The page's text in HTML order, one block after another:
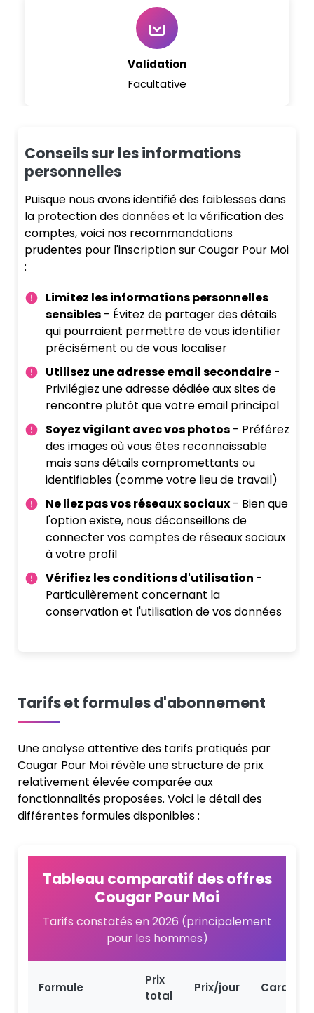
Validation
Facultative
Conseils sur les informations
personnelles
Puisque nous avons identifié des faiblesses dans
la protection des données et la vérification des
comptes, voici nos recommandations
prudentes pour l'inscription sur Cougar Pour Moi
:
Limitez les informations personnelles
sensibles - Évitez de partager des détails
qui pourraient permettre de vous identifier
précisément ou de vous localiser
Utilisez une adresse email secondaire -
Privilégiez une adresse dédiée aux sites de
rencontre plutôt que votre email principal
Soyez vigilant avec vos photos - Préférez
des images où vous êtes reconnaissable
mais sans détails compromettants ou
identifiables (comme votre lieu de travail)
Ne liez pas vos réseaux sociaux - Bien que
l'option existe, nous déconseillons de
connecter vos comptes de réseaux sociaux
à votre profil
Vérifiez les conditions d'utilisation -
Particulièrement concernant la
conservation et l'utilisation de vos données
Tarifs et formules d'abonnement
Une analyse attentive des tarifs pratiqués par
Cougar Pour Moi révèle une structure de prix
relativement élevée comparée aux
fonctionnalités proposées. Voici le détail des
différentes formules disponibles :
Tableau comparatif des offres
Cougar Pour Moi
Tarifs constatés en 2026 (principalement
pour les hommes)
Formule
Prix
total
Prix/jour